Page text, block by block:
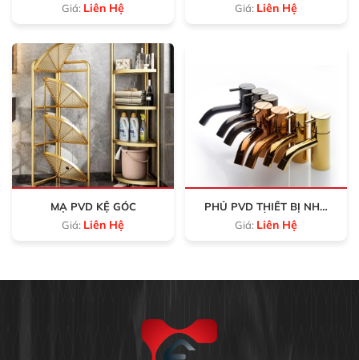
Giá: Liên Hệ
Giá: Liên Hệ
MẠ PVD KỆ GÓC
Giá: Liên Hệ
PHỦ PVD THIẾT BỊ NHÀ
TẮM
Giá: Liên Hệ